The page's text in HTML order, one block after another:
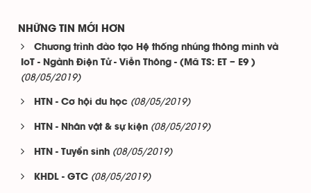
NHỮNG TIN MỚI HƠN
Chương trình đào tạo Hệ thống nhúng thông minh và
IoT - Ngành Điện Tử - Viễn Thông - (Mã TS: ET – E9 )
(08/05/2019)
HTN - Cơ hội du học (08/05/2019)
HTN - Nhân vật & sự kiện (08/05/2019)
HTN - Tuyển sinh (08/05/2019)
KHDL - GTC (08/05/2019)